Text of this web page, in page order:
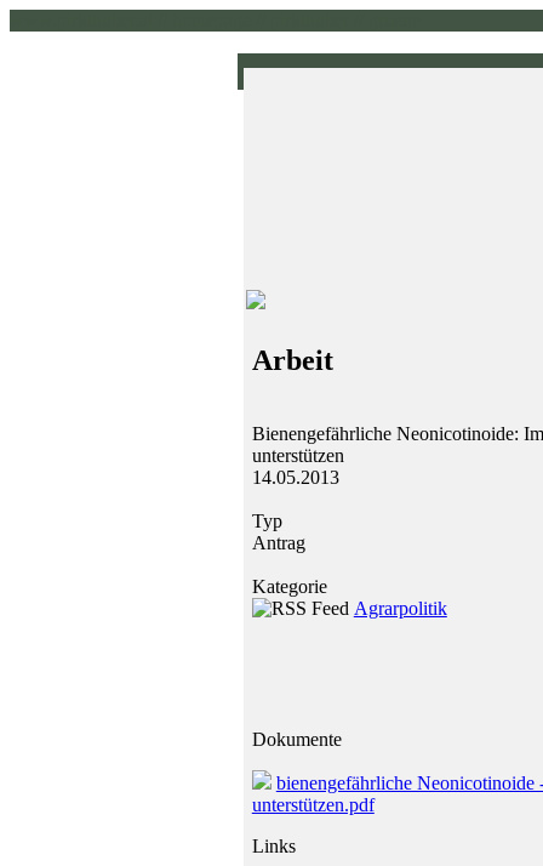
Arbeit
Bienengefährliche Neonicotinoide:
unterstützen
14.05.2013
Typ
Antrag
Kategorie
Agrarpolitik
Dokumente
bienengefährliche Neonicotinoide
unterstützen.pdf
Links